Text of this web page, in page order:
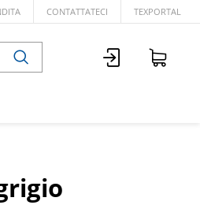
CONTATTATECI TEXPORTAL